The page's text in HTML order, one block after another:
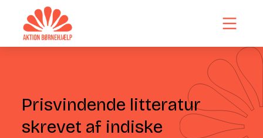
Prisvindende litteratur
skrevet af indiske